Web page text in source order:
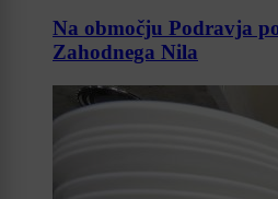
Na območju Podravja
Zahodnega Nila